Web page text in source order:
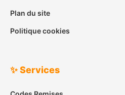
Plan du site
Politique cookies
✨ Services